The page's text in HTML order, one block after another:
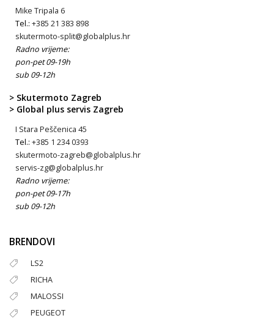
Mike Tripala 6
Tel.: +385 21 383 898
skutermoto-split@globalplus.hr
Radno vrijeme:
pon-pet 09-19h
sub 09-12h
> Skutermoto Zagreb
> Global plus servis Zagreb
I Stara Peščenica 45
Tel.: +385 1 234 0393
skutermoto-zagreb@globalplus.hr
servis-zg@globalplus.hr
Radno vrijeme:
pon-pet 09-17h
sub 09-12h
BRENDOVI
LS2
RICHA
MALOSSI
PEUGEOT